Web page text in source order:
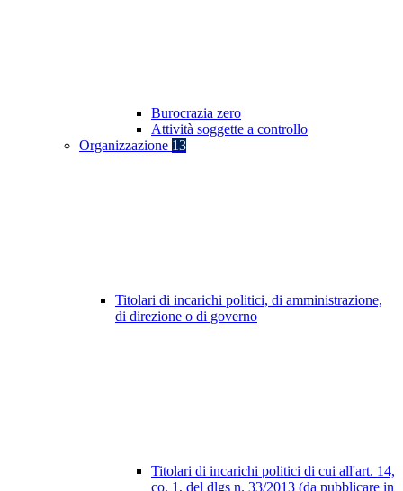
Burocrazia zero
Attività soggette a controllo
Organizzazione 13
Titolari di incarichi politici, di amministrazione,
di direzione o di governo
Titolari di incarichi politici di cui all'art. 14,
co. 1, del dlgs n. 33/2013 (da pubblicare in